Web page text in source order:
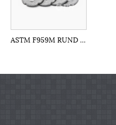
ASTM F959M RUND Flat Special Dichtung